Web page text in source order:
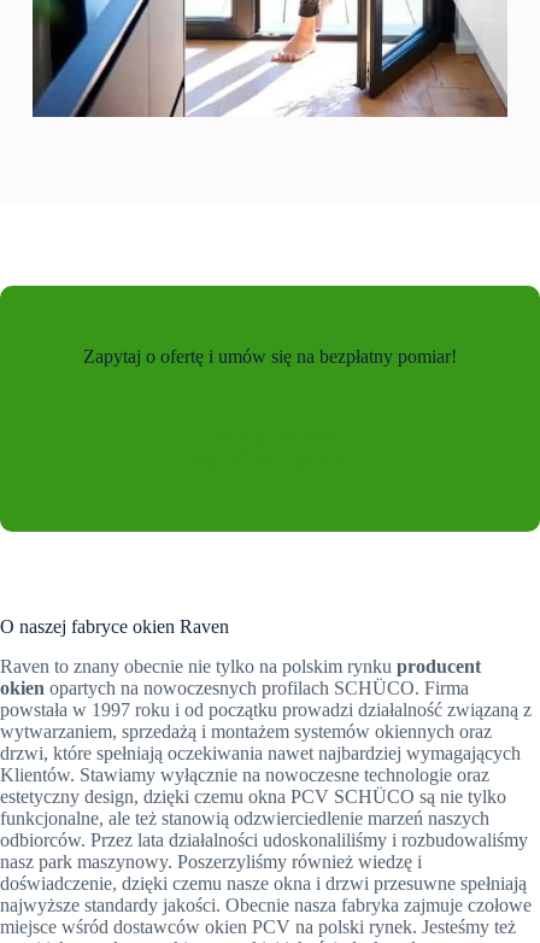
Zapytaj o ofertę i umów się na bezpłatny pomiar!
O naszej fabryce okien Raven
Raven to znany obecnie nie tylko na polskim rynku producent
okien opartych na nowoczesnych profilach SCHÜCO. Firma
powstała w 1997 roku i od początku prowadzi działalność związaną z
wytwarzaniem, sprzedażą i montażem systemów okiennych oraz
drzwi, które spełniają oczekiwania nawet najbardziej wymagających
Klientów. Stawiamy wyłącznie na nowoczesne technologie oraz
estetyczny design, dzięki czemu okna PCV SCHÜCO są nie tylko
funkcjonalne, ale też stanowią odzwierciedlenie marzeń naszych
odbiorców. Przez lata działalności udoskonaliliśmy i rozbudowaliśmy
nasz park maszynowy. Poszerzyliśmy również wiedzę i
doświadczenie, dzięki czemu nasze okna i drzwi przesuwne spełniają
najwyższe standardy jakości. Obecnie nasza fabryka zajmuje czołowe
miejsce wśród dostawców okien PCV na polski rynek. Jesteśmy też